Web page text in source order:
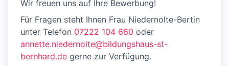
Wir freuen uns auf Ihre Bewerbung!
Für Fragen steht Ihnen Frau Niedernolte-Bertin
unter Telefon 07222 104 660 oder
annette.niedernolte@bildungshaus-st-
bernhard.de gerne zur Verfügung.